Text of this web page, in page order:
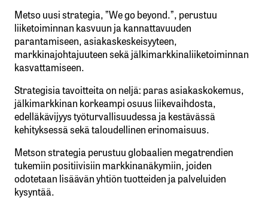
Metso uusi strategia, ”We go beyond.”, perustuu
liiketoiminnan kasvuun ja kannattavuuden
parantamiseen, asiakaskeskeisyyteen,
markkinajohtajuuteen sekä jälkimarkkinaliiketoiminnan
kasvattamiseen.
Strategisia tavoitteita on neljä: paras asiakaskokemus,
jälkimarkkinan korkeampi osuus liikevaihdosta,
edelläkävijyys työturvallisuudessa ja kestävässä
kehityksessä sekä taloudellinen erinomaisuus.
Metson strategia perustuu globaalien megatrendien
tukemiin positiivisiin markkinanäkymiin, joiden
odotetaan lisäävän yhtiön tuotteiden ja palveluiden
kysyntää.